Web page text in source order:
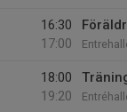
16:30
17:00
18:00
19:20